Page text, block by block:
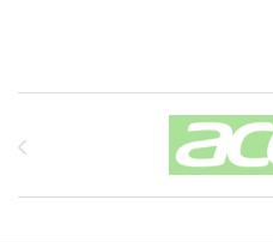
Carrusel de Marcas